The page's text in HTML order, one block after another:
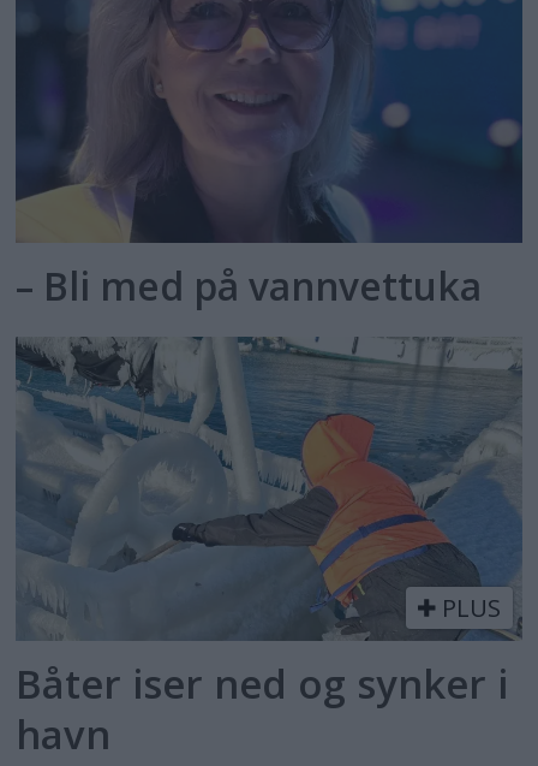
– Bli med på vannvettuka
PLUS
Båter iser ned og synker i
havn